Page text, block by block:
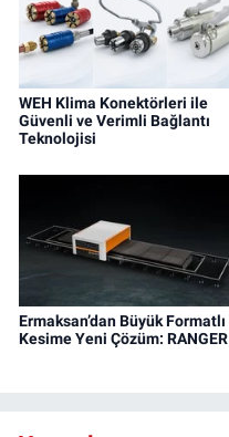
WEH Klima Konektörleri ile
Güvenli ve Verimli Bağlantı
Teknolojisi
Ermaksan’dan Büyük Formatlı
Kesime Yeni Çözüm: RANGER